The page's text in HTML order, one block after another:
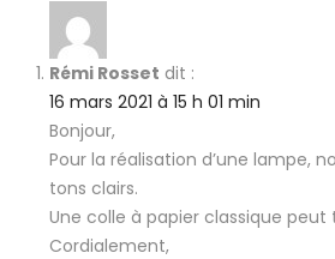
Rémi Rosset dit :
16 mars 2021 à 15 h 01 min
Bonjour,
Pour la réalisation d’une lampe,
tons clairs.
Une colle à papier classique
Cordialement,